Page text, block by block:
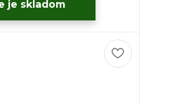
je skladom